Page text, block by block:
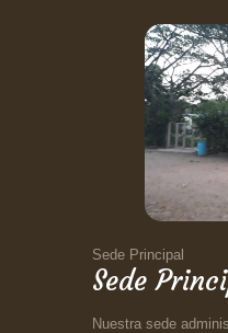
Sede Principal
Sede
Nuestra sede